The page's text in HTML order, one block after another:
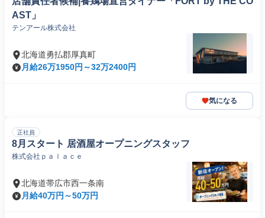
AST」
テンアール株式会社
北海道勇払郡厚真町
月給26万1950円～32万2400円
気になる
正社員
8月スタート 居酒屋オープニングスタッフ
株式会社ｐａｌａｃｅ
北海道帯広市西一条南
月給40万円～50万円